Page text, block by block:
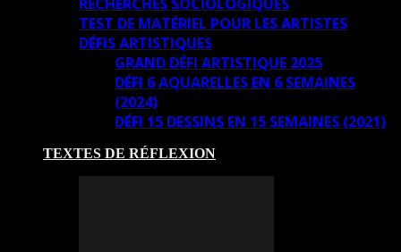
TEST DE MATÉRIEL POUR LES ARTISTES
DÉFIS ARTISTIQUES
GRAND DÉFI ARTISTIQUE 2025
DÉFI 6 AQUARELLES EN 6 SEMAINES
(2024)
DÉFI 15 DESSINS EN 15 SEMAINES (2021)
TEXTES DE RÉFLEXION